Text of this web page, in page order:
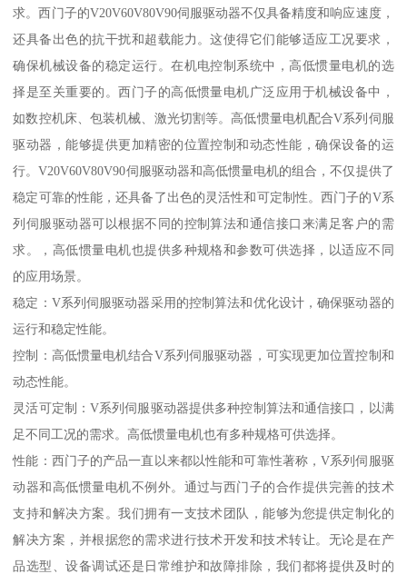
求。西门子的V20V60V80V90伺服驱动器不仅具备精度和响应速度，
还具备出色的抗干扰和超载能力。这使得它们能够适应工况要求，
确保机械设备的稳定运行。在机电控制系统中，高低惯量电机的选
择是至关重要的。西门子的高低惯量电机广泛应用于机械设备中，
如数控机床、包装机械、激光切割等。高低惯量电机配合V系列伺服
驱动器，能够提供更加精密的位置控制和动态性能，确保设备的运
行。V20V60V80V90伺服驱动器和高低惯量电机的组合，不仅提供了
稳定可靠的性能，还具备了出色的灵活性和可定制性。西门子的V系
列伺服驱动器可以根据不同的控制算法和通信接口来满足客户的需
求。，高低惯量电机也提供多种规格和参数可供选择，以适应不同
的应用场景。
稳定：V系列伺服驱动器采用的控制算法和优化设计，确保驱动器的
运行和稳定性能。
控制：高低惯量电机结合V系列伺服驱动器，可实现更加位置控制和
动态性能。
灵活可定制：V系列伺服驱动器提供多种控制算法和通信接口，以满
足不同工况的需求。高低惯量电机也有多种规格可供选择。
性能：西门子的产品一直以来都以性能和可靠性著称，V系列伺服驱
动器和高低惯量电机不例外。通过与西门子的合作提供完善的技术
支持和解决方案。我们拥有一支技术团队，能够为您提供定制化的
解决方案，并根据您的需求进行技术开发和技术转让。无论是在产
品选型、设备调试还是日常维护和故障排除，我们都将提供及时的